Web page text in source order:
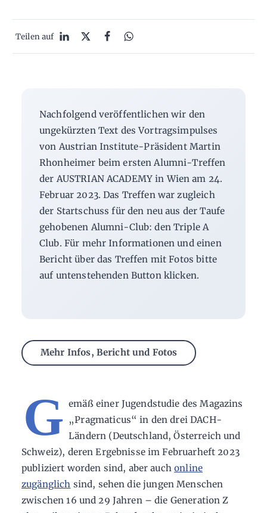
Teilen auf
Nachfolgend veröffentlichen wir den
ungekürzten Text des Vortragsimpulses
von Austrian Institute-Präsident Martin
Rhonheimer beim ersten Alumni-Treffen
der AUSTRIAN ACADEMY in Wien am 24.
Februar 2023. Das Treffen war zugleich
der Startschuss für den neu aus der Taufe
gehobenen Alumni-Club: den Triple A
Club. Für mehr Informationen und einen
Bericht über das Treffen mit Fotos bitte
auf untenstehenden Button klicken.
Mehr Infos, Bericht und Fotos
G emäß einer Jugendstudie des Magazins
„Pragmaticus“ in den drei DACH-
Ländern (Deutschland, Österreich und
Schweiz), deren Ergebnisse im Februarheft 2023
publiziert worden sind, aber auchonline
zugänglich sind, sehen die jungen Menschen
zwischen 16 und 29 Jahren – die Generation Z